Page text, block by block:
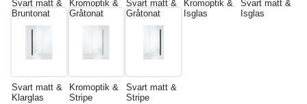
Svart matt &
Bruntonat
Kromoptik &
Gråtonat
Svart matt &
Gråtonat
Kromoptik &
Isglas
Svart matt &
Isglas
Svart matt &
Klarglas
Kromoptik &
Stripe
Svart matt &
Stripe